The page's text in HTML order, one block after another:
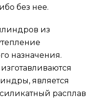
без нее.
из
назначения.
является
расплав